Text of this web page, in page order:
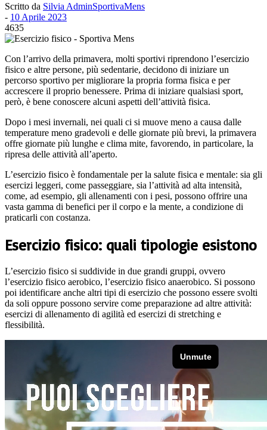
Scritto da Silvia AdminSportivaMens
- 10 Aprile 2023
4635
Con l’arrivo della primavera, molti sportivi riprendono l’esercizio
fisico e altre persone, più sedentarie, decidono di iniziare un
percorso sportivo per migliorare la propria forma fisica e per
accrescere il proprio benessere. Prima di iniziare qualsiasi sport,
però, è bene conoscere alcuni aspetti dell’attività fisica.
Dopo i mesi invernali, nei quali ci si muove meno a causa dalle
temperature meno gradevoli e delle giornate più brevi, la primavera
offre giornate più lunghe e clima mite, favorendo, in particolare, la
ripresa delle attività all’aperto.
L’esercizio fisico è fondamentale per la salute fisica e mentale: sia gli
esercizi leggeri, come passeggiare, sia l’attività ad alta intensità,
come, ad esempio, gli allenamenti con i pesi, possono offrire una
vasta gamma di benefici per il corpo e la mente, a condizione di
praticarli con costanza.
Esercizio fisico: quali tipologie esistono
L’esercizio fisico si suddivide in due grandi gruppi, ovvero
l’esercizio fisico aerobico, l’esercizio fisico anaerobico. Si possono
poi identificare anche altri tipi di esercizio che possono essere svolti
da soli oppure possono servire come preparazione ad altre attività:
esercizi di allenamento di agilità ed esercizi di stretching e
flessibilità.